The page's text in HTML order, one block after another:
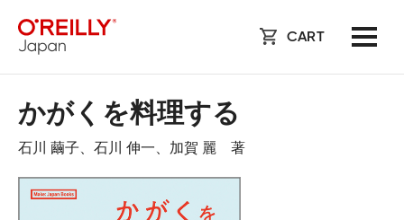
CART
かがくを料理する
石川 繭子、石川 伸一、加賀 麗 著